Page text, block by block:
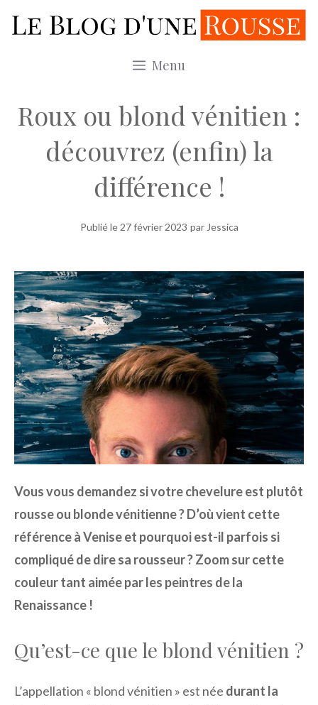
au
Menu
Roux ou blond vénitien :
découvrez (enfin) la
différence !
Publié le 27 février 2023 par Jessica
Vous vous demandez si votre chevelure est plutôt
rousse ou blonde vénitienne ? D’où vient cette
référence à Venise et pourquoi est-il parfois si
compliqué de dire sa rousseur ? Zoom sur cette
couleur tant aimée par les peintres de la
Renaissance !
Qu’est-ce que le blond vénitien ?
L’appellation « blond vénitien » est née durant la